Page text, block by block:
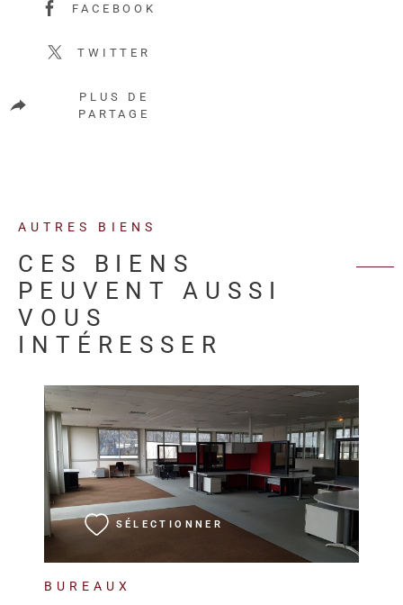
FACEBOOK
TWITTER
PLUS DE
PARTAGE
AUTRES BIENS
CES BIENS
PEUVENT AUSSI
VOUS
INTÉRESSER
BUREAUX
SÉLECTIONNER
VOIR LE BIEN